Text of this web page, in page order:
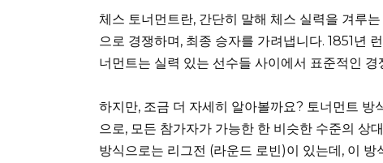
체스 토너먼트란, 간단히 말해 체스 실력을 겨루
으로 경쟁하며, 최종 승자를 가려냅니다. 1851년
너먼트는 실력 있는 선수들 사이에서 표준적인
하지만, 조금 더 자세히 알아볼까요? 토너먼트
으로, 모든 참가자가 가능한 한 비슷한 수준의 상
방식으로는 리그전 (라운드 로빈)이 있는데, 이